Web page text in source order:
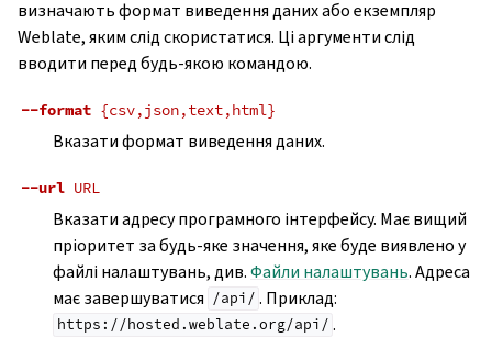
визначають формат виведення даних або екземпляр
Weblate, яким слід скористатися. Ці аргументи слід
вводити перед будь-якою командою.
--format {csv,json,text,html}
Вказати формат виведення даних.
--url URL
Вказати адресу програмного інтерфейсу. Має вищий
пріоритет за будь-яке значення, яке буде виявлено у
файлі налаштувань, див.Файли налаштувань. Адреса
має завершуватися /api/ . Приклад:
https://hosted.weblate.org/api/ .